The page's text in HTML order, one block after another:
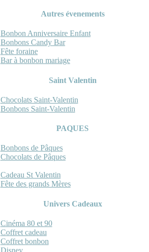
Autres évenements
Bonbon Anniversaire Enfant
Bonbons Candy Bar
Fête foraine
Bar à bonbon mariage
Saint Valentin
Chocolats Saint-Valentin
Bonbons Saint-Valentin
PAQUES
Bonbons de Pâques
Chocolats de Pâques
Cadeau St Valentin
Fête des grands Mères
Univers Cadeaux
Cinéma 80 et 90
Coffret cadeau
Coffret bonbon
Disney